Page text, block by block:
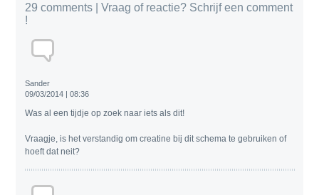
29 comments
| Vraag of reactie? Schrijf een comment
!
Sander
09/03/2014 | 08:36
Was al een tijdje op zoek naar iets als dit!
Vraagje, is het verstandig om creatine bij dit schema te gebruiken of
hoeft dat neit?